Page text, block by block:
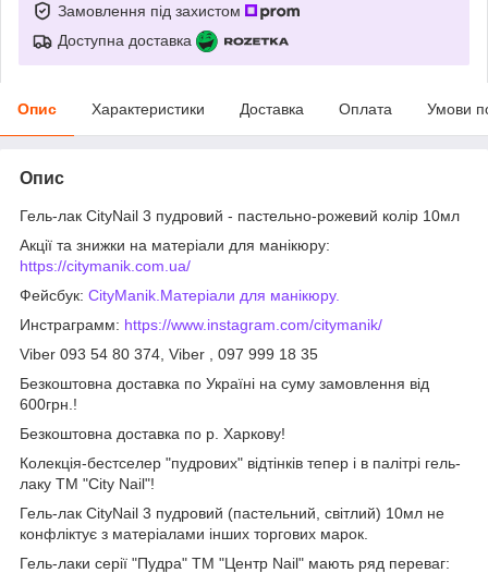
Замовлення під захистом
Доступна доставка
Опис Характеристики Доставка Оплата Умови
Опис
Гель-лак CityNail 3 пудровий - пастельно-рожевий колір 10мл
Акції та знижки на матеріали для манікюру:
https://citymanik.com.ua/
Фейсбук: CityManik.Матеріали для манікюру.
Инстраграмм: https://www.instagram.com/citymanik/
Viber 093 54 80 374, Viber , 097 999 18 35
Безкоштовна доставка по Україні на суму замовлення від
600грн.!
Безкоштовна доставка по р. Харкову!
Колекція-бестселер "пудрових" відтінків тепер і в палітрі гель-
лаку ТМ "City Nail"!
Гель-лак CityNail 3 пудровий (пастельний, світлий) 10мл не
конфліктує з матеріалами інших торгових марок.
Гель-лаки серії "Пудра" ТМ "Центр Nail" мають ряд переваг: